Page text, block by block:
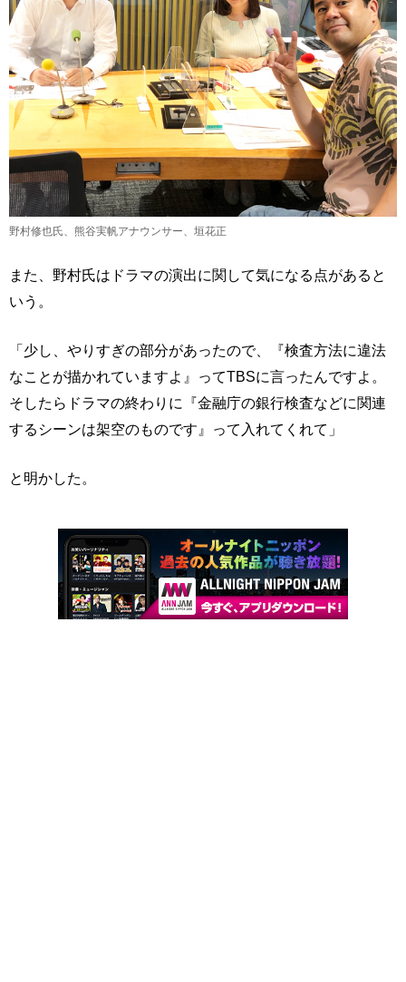
野村修也氏、熊谷実帆アナウンサー、垣花正
また、野村氏はドラマの演出に関して気になる点があると
いう。
「少し、やりすぎの部分があったので、『検査方法に違法
なことが描かれていますよ』ってTBSに言ったんですよ。
そしたらドラマの終わりに『金融庁の銀行検査などに関連
するシーンは架空のものです』って入れてくれて」
と明かした。